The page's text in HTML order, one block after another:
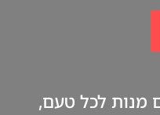
מנות לכל טעם,